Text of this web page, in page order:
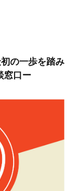
の一歩を踏み
窓口ー